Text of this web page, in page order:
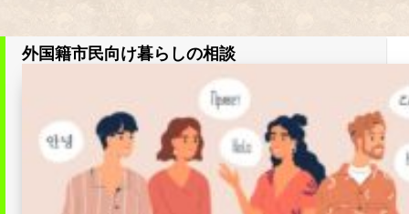
外国籍市民向け暮らしの相談